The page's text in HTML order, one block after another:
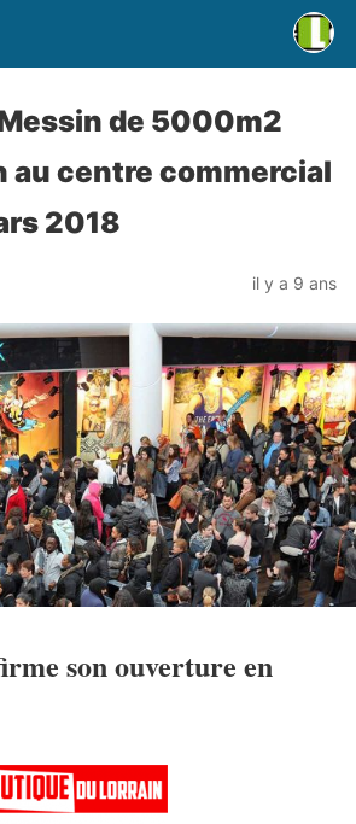
de 5000m2
au centre commercial
2018
il y a 9 ans
son ouverture en